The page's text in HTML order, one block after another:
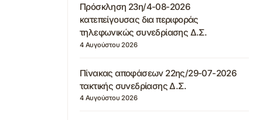
Πρόσκληση 23η/4-08-2026
κατεπείγουσας δια περιφοράς
τηλεφωνικώς συνεδρίασης Δ.Σ.
4 Αυγούστου 2026
Πίνακας αποφάσεων 22ης/29-07-2026
τακτικής συνεδρίασης Δ.Σ.
4 Αυγούστου 2026